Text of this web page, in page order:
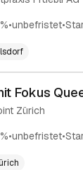
•unbefristet•
Fokus
Zürich
•unbefristet•